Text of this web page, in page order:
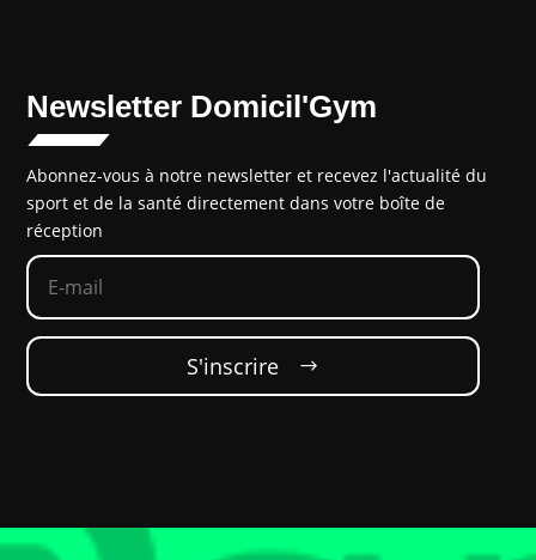
Newsletter Domicil'Gym
Abonnez-vous à notre newsletter et recevez l'actualité du
sport et de la santé directement dans votre boîte de
réception
S'inscrire‎‎ ‎ ‎